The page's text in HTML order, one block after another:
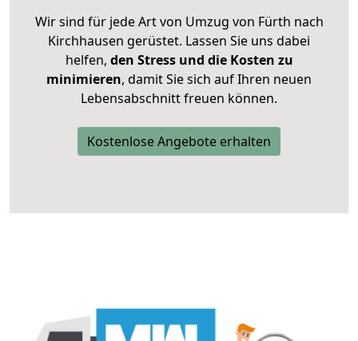
Wir sind für jede Art von Umzug von Fürth nach
Kirchhausen gerüstet. Lassen Sie uns dabei
helfen, den Stress und die Kosten zu
minimieren, damit Sie sich auf Ihren neuen
Lebensabschnitt freuen können.
Kostenlose Angebote erhalten